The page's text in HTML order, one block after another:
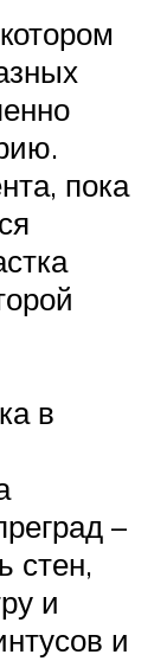
пока
в
–
стен,
и
и